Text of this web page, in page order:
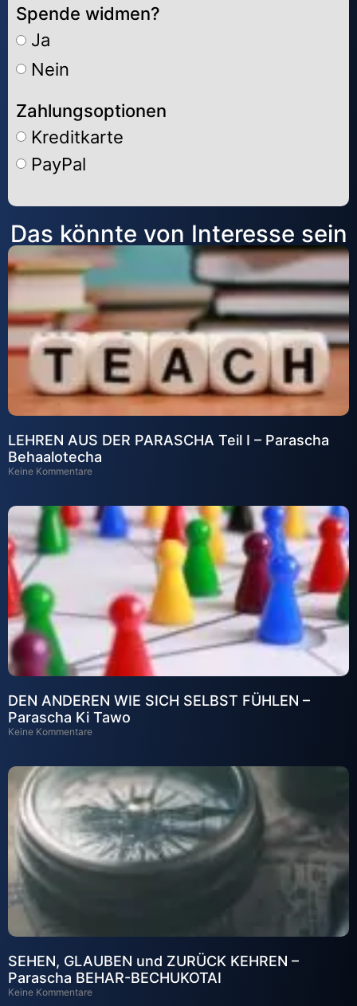
Spende widmen?
Ja
Nein
Zahlungsoptionen
Kreditkarte
PayPal
Alternative:
Das könnte von Interesse sein
LEHREN AUS DER PARASCHA Teil I – Parascha
Behaalotecha
Keine Kommentare
DEN ANDEREN WIE SICH SELBST FÜHLEN –
Parascha Ki Tawo
Keine Kommentare
SEHEN, GLAUBEN und ZURÜCK KEHREN –
Parascha BEHAR-BECHUKOTAI
Keine Kommentare